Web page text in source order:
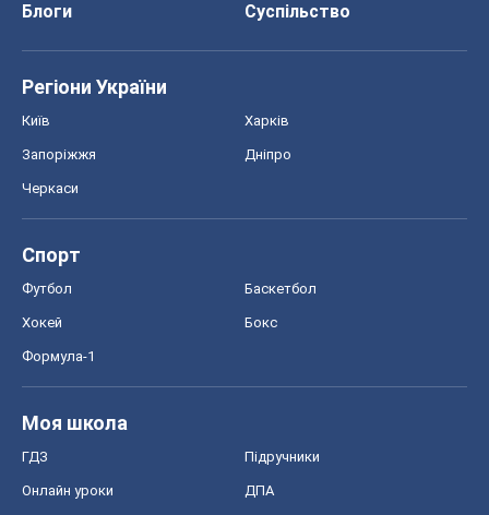
Блоги
Суспільство
Регіони України
Київ Харків
Запоріжжя Дніпро
Черкаси
Спорт
Футбол Баскетбол
Хокей Бокс
Формула-1
Моя школа
ГДЗ Підручники
Онлайн уроки ДПА